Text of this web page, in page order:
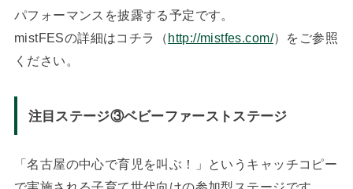
パフォーマンスを披露する予定です。
mistFESの詳細はコチラ（http://mistfes.com/）をご参照
ください。
注目ステージ③ベビーファーストステージ
「名古屋の中心で育児を叫ぶ！」というキャッチコピー